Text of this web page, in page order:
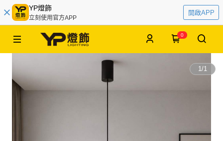
YP燈飾
立刻使用官方APP
開啟APP
0
1/1